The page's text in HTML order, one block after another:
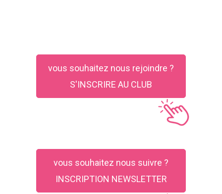
vous souhaitez nous rejoindre ?
S'INSCRIRE AU CLUB
vous souhaitez nous suivre ?
INSCRIPTION NEWSLETTER